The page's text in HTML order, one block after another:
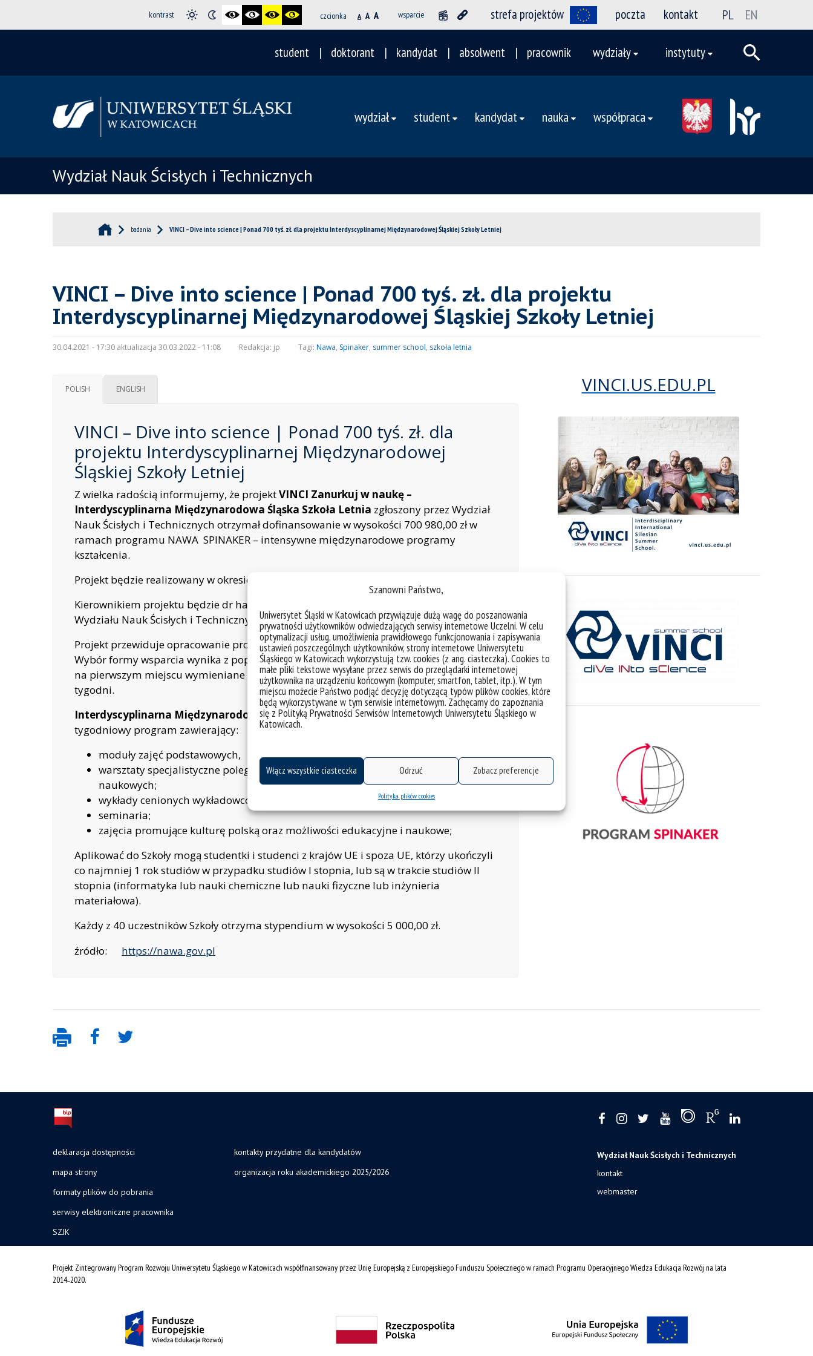
Szanowni Państwo,
Uniwersytet Śląski w Katowicach przywiązuje dużą wagę do poszanowania
prywatności użytkowników odwiedzających serwisy internetowe Uczelni. W celu
optymalizacji usług, umożliwienia prawidłowego funkcjonowania i zapisywania
ustawień poszczególnych użytkowników, strony internetowe Uniwersytetu
Śląskiego w Katowicach wykorzystują tzw. cookies (z ang. ciasteczka). Cookies to
małe pliki tekstowe wysyłane przez serwis do przeglądarki internetowej
użytkownika na urządzeniu końcowym (komputer, smartfon, tablet, itp.). W tym
miejscu możecie Państwo podjąć decyzję dotyczącą typów plików cookies, które
będą wykorzystywane w tym serwisie internetowym. Zachęcamy do zapoznania
się z Polityką Prywatności Serwisów Internetowych Uniwersytetu Śląskiego w
Katowicach.
Włącz wszystkie ciasteczka Odrzuć Zobacz preferencje
Polityka plików cookies
kontrast czcionka A A A wsparcie strefa projektów poczta kontakt PL EN
student doktorant kandydat absolwent pracownik wydziały instytuty
wydział student kandydat nauka współpraca
Wydział Nauk Ścisłych i Technicznych
badania VINCI – Dive into science | Ponad 700 tyś. zł. dla projektu Interdyscyplinarnej Międzynarodowej Śląskiej Szkoły Letniej
VINCI – Dive into science | Ponad 700 tyś. zł. dla projektu
Interdyscyplinarnej Międzynarodowej Śląskiej Szkoły Letniej
30.04.2021 - 17:30 aktualizacja 30.03.2022 - 11:08 Redakcja: jp Tagi: Nawa, Spinaker, summer school, szkoła letnia
POLISH ENGLISH
VINCI – Dive into science | Ponad 700 tyś. zł. dla
projektu Interdyscyplinarnej Międzynarodowej
Śląskiej Szkoły Letniej
Z wielka radością informujemy, że projektVINCI Zanurkuj w naukę –
Interdyscyplinarna Międzynarodowa Śląska Szkoła Letnia zgłoszony przez Wydział
Nauk Ścisłych i Technicznych otrzymał dofinansowanie w wysokości 700 980,00 zł w
ramach programu NAWA SPINAKER – intensywne międzynarodowe programy
kształcenia.
Projekt będzie realizowany w okresie od 01.11.2021 do 31.08.2023.
Kierownikiem projektu będzie dr hab. Seweryn Kowalski, prof. UŚ – Prodziekan
Wydziału Nauk Ścisłych i Technicznych ds. badań naukowych i współpracy z zagranicą
Projekt przewiduje opracowanie programu i realizację międzynarodowej szkoły letniej.
Wybór formy wsparcia wynika z popularności tzw. short-term programs, wśród których
na pierwszym miejscu wymieniane są szkoły letnie i inne programy, trwające od 2 do 8
tygodni.
Interdyscyplinarna Międzynarodowa Śląska Szkoła Letniato intensywny 3
tygodniowy program zawierający:
moduły zajęć podstawowych,
warsztaty specjalistyczne polegających na udziale studentów w badaniach
naukowych;
wykłady cenionych wykładowców zagranicznych;
seminaria;
zajęcia promujące kulturę polską oraz możliwości edukacyjne i naukowe;
Aplikować do Szkoły mogą studentki i studenci z krajów UE i spoza UE, którzy ukończyli
co najmniej 1 rok studiów w przypadku studiów I stopnia, lub są w trakcie studiów II
stopnia (informatyka lub nauki chemiczne lub nauki fizyczne lub inżynieria
materiałowa).
Każdy z 40 uczestników Szkoły otrzyma stypendium w wysokości 5 000,00 zł.
źródło:
https://nawa.gov.pl
VINCI.US.EDU.PL
deklaracja dostępności
mapa strony
formaty plików do pobrania
serwisy elektroniczne pracownika
SZJK
kontakty przydatne dla kandydatów
organizacja roku akademickiego 2025/2026
Wydział Nauk Ścisłych i Technicznych
kontakt
webmaster
Projekt Zintegrowany Program Rozwoju Uniwersytetu Śląskiego w Katowicach współfinansowany przez Unię Europejską z Europejskiego Funduszu Społecznego w ramach Programu Operacyjnego Wiedza Edukacja Rozwój na lata
2014˗2020.